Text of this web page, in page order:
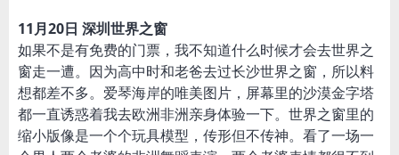
11月20日 深圳世界之窗
如果不是有免费的门票，我不知道什么时候才会去世界之
窗走一遭。因为高中时和老爸去过长沙世界之窗，所以料
想都差不多。爱琴海岸的唯美图片，屏幕里的沙漠金字塔
都一直诱惑着我去欧洲非洲亲身体验一下。世界之窗里的
缩小版像是一个个玩具模型，传形但不传神。看了一场一